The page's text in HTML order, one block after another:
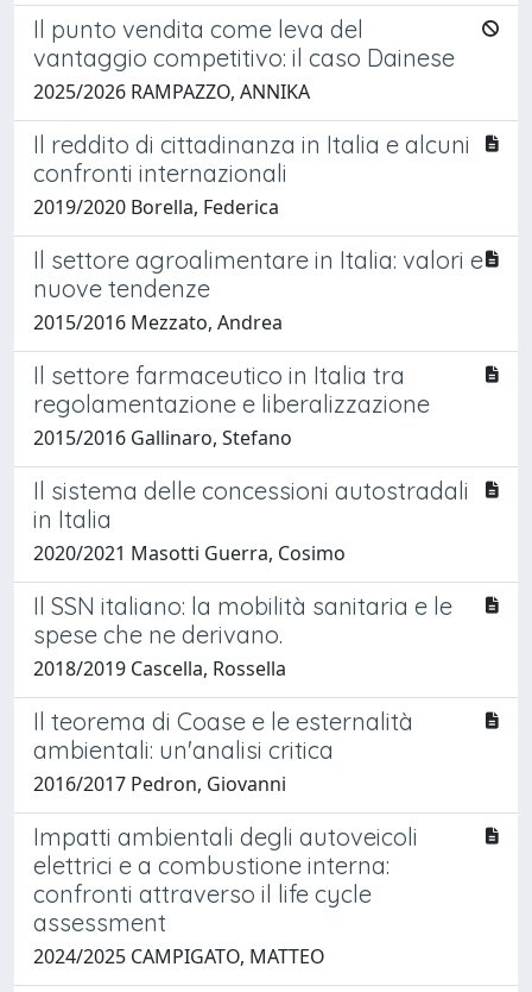
Il punto vendita come leva del
vantaggio competitivo: il caso Dainese
2025/2026 RAMPAZZO, ANNIKA
Il reddito di cittadinanza in Italia e alcuni
confronti internazionali
2019/2020 Borella, Federica
Il settore agroalimentare in Italia: valori e
nuove tendenze
2015/2016 Mezzato, Andrea
Il settore farmaceutico in Italia tra
regolamentazione e liberalizzazione
2015/2016 Gallinaro, Stefano
Il sistema delle concessioni autostradali
in Italia
2020/2021 Masotti Guerra, Cosimo
Il SSN italiano: la mobilità sanitaria e le
spese che ne derivano.
2018/2019 Cascella, Rossella
Il teorema di Coase e le esternalità
ambientali: un'analisi critica
2016/2017 Pedron, Giovanni
Impatti ambientali degli autoveicoli
elettrici e a combustione interna:
confronti attraverso il life cycle
assessment
2024/2025 CAMPIGATO, MATTEO